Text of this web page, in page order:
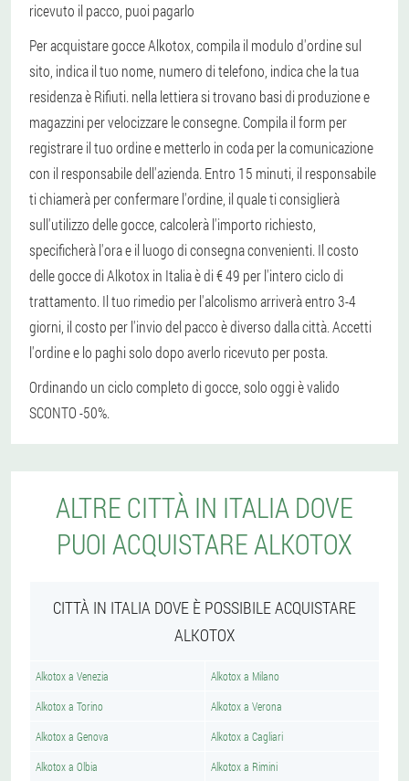
ricevuto il pacco, puoi pagarlo
Per acquistare gocce Alkotox, compila il modulo d'ordine sul
sito, indica il tuo nome, numero di telefono, indica che la tua
residenza è Rifiuti. nella lettiera si trovano basi di produzione e
magazzini per velocizzare le consegne. Compila il form per
registrare il tuo ordine e metterlo in coda per la comunicazione
con il responsabile dell'azienda. Entro 15 minuti, il responsabile
ti chiamerà per confermare l'ordine, il quale ti consiglierà
sull'utilizzo delle gocce, calcolerà l'importo richiesto,
specificherà l'ora e il luogo di consegna convenienti. Il costo
delle gocce di Alkotox in Italia è di € 49 per l'intero ciclo di
trattamento. Il tuo rimedio per l'alcolismo arriverà entro 3-4
giorni, il costo per l'invio del pacco è diverso dalla città. Accetti
l'ordine e lo paghi solo dopo averlo ricevuto per posta.
Ordinando un ciclo completo di gocce, solo oggi è valido
SCONTO -50%.
ALTRE CITTÀ IN ITALIA DOVE
PUOI ACQUISTARE ALKOTOX
CITTÀ IN ITALIA DOVE È POSSIBILE ACQUISTARE
ALKOTOX
Alkotox a Venezia Alkotox a Milano
Alkotox a Torino Alkotox a Verona
Alkotox a Genova Alkotox a Cagliari
Alkotox a Olbia Alkotox a Rimini